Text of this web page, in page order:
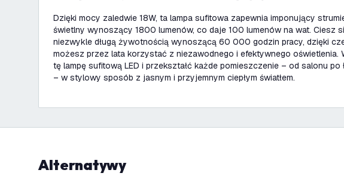
Dzięki mocy zaledwie 18W, ta lampa sufitowa zapewnia imponujący
świetlny wynoszący 1800 lumenów, co daje 100 lumenów na wat. Ciesz
niezwykle długą żywotnością wynoszącą 60 000 godzin pracy, dzięki
możesz przez lata korzystać z niezawodnego i efektywnego oświetlenia.
tę lampę sufitową LED i przekształć każde pomieszczenie – od salonu po
– w stylowy sposób z jasnym i przyjemnym ciepłym światłem.
Alternatywy